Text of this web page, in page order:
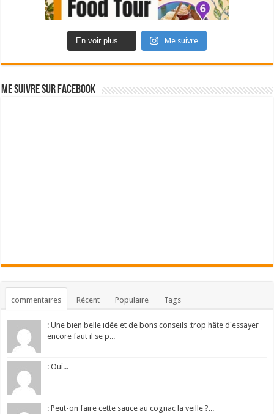
En voir plus ... Me suivre
Me suivre sur Facebook
commentaires Récent Populaire Tags
: Une bien belle idée et de bons conseils :trop hâte d'essayer
encore faut il se p...
: Oui...
: Peut-on faire cette sauce au cognac la veille ?...